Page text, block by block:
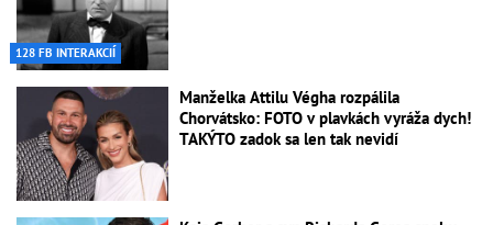
128 FB INTERAKCIÍ
Manželka Attilu Végha rozpálila
Chorvátsko: FOTO v plavkách vyráža dych!
TAKÝTO zadok sa len tak nevidí